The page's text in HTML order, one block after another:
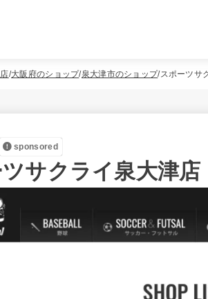
大阪府のショップ 泉大津市のショップ スポーツサ
sponsored
サクライ泉大津店